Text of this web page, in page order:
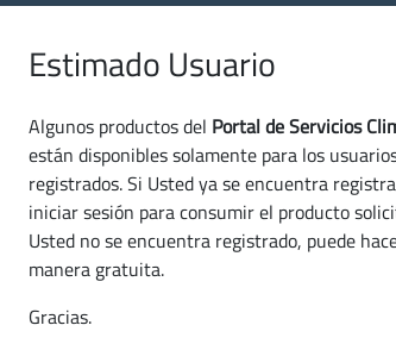
Estimado Usuario
Algunos productos del Portal de Servicios
están disponibles solamente para los
registrados. Si Usted ya se encuentra
iniciar sesión para consumir el producto
Usted no se encuentra registrado, puede
manera gratuita.
Gracias.